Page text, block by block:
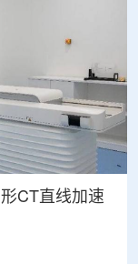
CT直线加速